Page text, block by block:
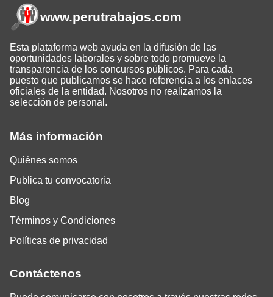
Más información
Quiénes somos
Publica tu convocatoria
Blog
Términos y Condiciones
Políticas de privacidad
Contáctenos
www.perutrabajos.com
Esta plataforma web ayuda en la difusión de las
oportunidades laborales y sobre todo promueve la
transparencia de los concursos públicos. Para cada
puesto que publicamos se hace referencia a los enlaces
oficiales de la entidad. Nosotros no realizamos la
selección de personal.